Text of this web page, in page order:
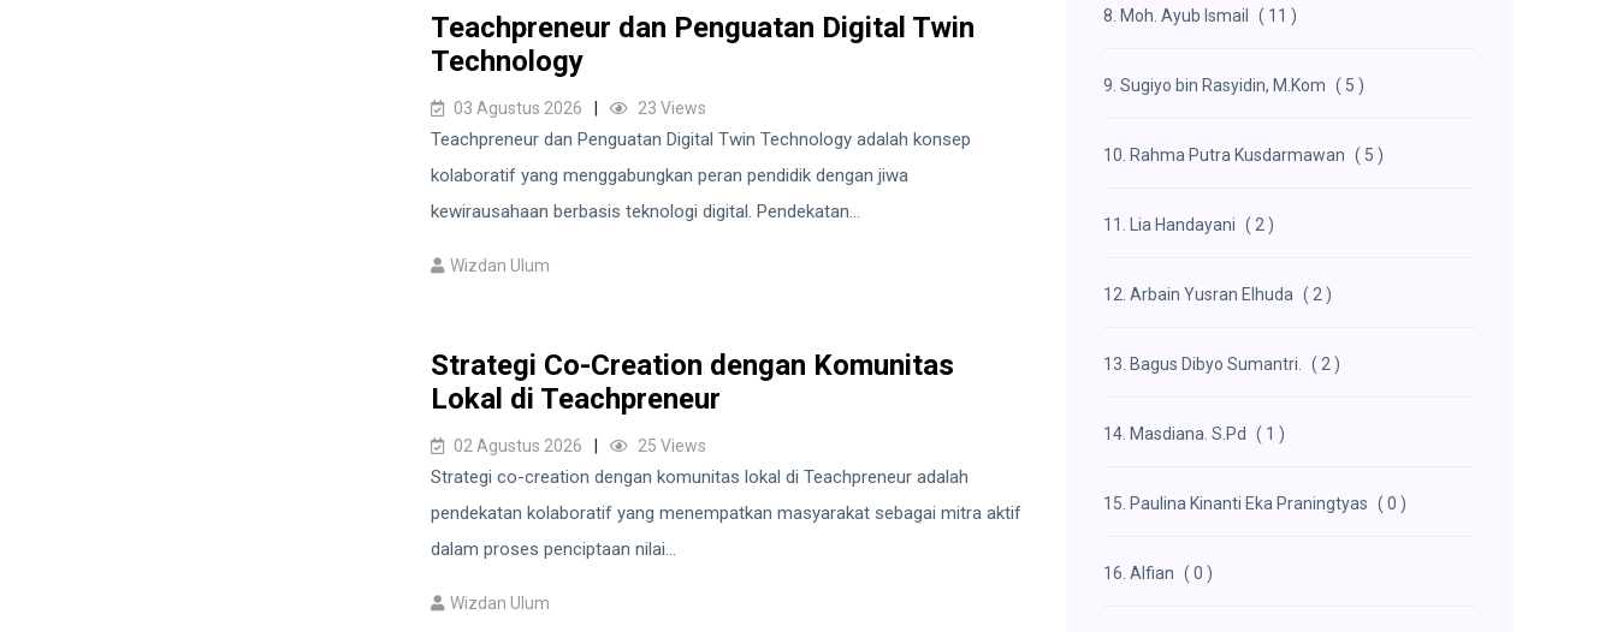
Teachpreneur dan Penguatan Digital Twin
Technology
03 Agustus 2026 23 Views
Teachpreneur dan Penguatan Digital Twin Technology adalah konsep
kolaboratif yang menggabungkan peran pendidik dengan jiwa
kewirausahaan berbasis teknologi digital. Pendekatan...
Wizdan Ulum
Strategi Co-Creation dengan Komunitas
Lokal di Teachpreneur
02 Agustus 2026 25 Views
Strategi co-creation dengan komunitas lokal di Teachpreneur adalah
pendekatan kolaboratif yang menempatkan masyarakat sebagai mitra aktif
dalam proses penciptaan nilai...
Wizdan Ulum
8. Moh. Ayub Ismail ( 11 )
9. Sugiyo bin Rasyidin, M.Kom ( 5 )
10. Rahma Putra Kusdarmawan ( 5 )
11. Lia Handayani ( 2 )
12. Arbain Yusran Elhuda ( 2 )
13. Bagus Dibyo Sumantri. ( 2 )
14. Masdiana. S.Pd ( 1 )
15. Paulina Kinanti Eka Praningtyas ( 0 )
16. Alfian ( 0 )